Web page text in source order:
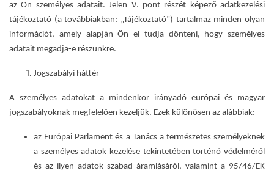
az Ön személyes adatait. Jelen V. pont részét képező adatkezelési
tájékoztató (a továbbiakban: „Tájékoztató”) tartalmaz minden olyan
információt, amely alapján Ön el tudja dönteni, hogy személyes
adatait megadja-e részünkre.
Jogszabályi háttér
A személyes adatokat a mindenkor irányadó európai és magyar
jogszabályoknak megfelelően kezeljük. Ezek különösen az alábbiak:
az Európai Parlament és a Tanács a természetes személyeknek
a személyes adatok kezelése tekintetében történő védelméről
és az ilyen adatok szabad áramlásáról, valamint a 95/46/EK